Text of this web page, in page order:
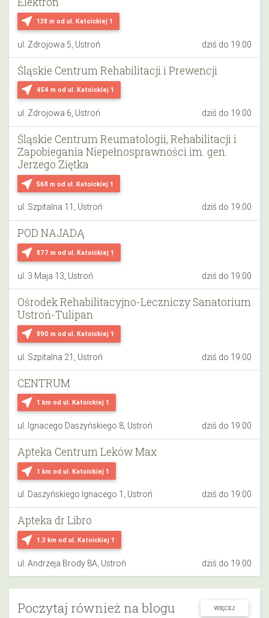
near_me 138 m od ul. Katoickiej 1
ul. Zdrojowa 5, Ustroń dziś do 19:00
near_me 454 m od ul. Katoickiej 1
Śląskie Centrum Rehabilitacji i Prewencji
ul. Zdrojowa 6, Ustroń dziś do 19:00
near_me 568 m od ul. Katoickiej 1
Śląskie Centrum Reumatologii, Rehabilitacji i
Zapobiegania Niepełnosprawności im. gen.
Jerzego Ziętka
ul. Szpitalna 11, Ustroń dziś do 19:00
near_me 877 m od ul. Katoickiej 1
POD NAJADĄ
ul. 3 Maja 13, Ustroń dziś do 19:00
near_me 890 m od ul. Katoickiej 1
Ośrodek Rehabilitacyjno-Leczniczy Sanatorium
Ustroń-Tulipan
ul. Szpitalna 21, Ustroń dziś do 19:00
near_me 1 km od ul. Katoickiej 1
CENTRUM
ul. Ignacego Daszyńskiego 8, Ustroń dziś do 19:00
near_me 1 km od ul. Katoickiej 1
Apteka Centrum Leków Max
ul. Daszyńskiego Ignacego 1, Ustroń dziś do 19:00
near_me 1.3 km od ul. Katoickiej 1
Apteka dr Libro
ul. Andrzeja Brody 8A, Ustroń dziś do 19:00
Poczytaj również na blogu WIĘCEJ